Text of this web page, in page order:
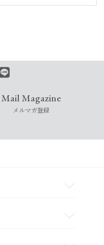
Mail Magazine
メルマガ登録